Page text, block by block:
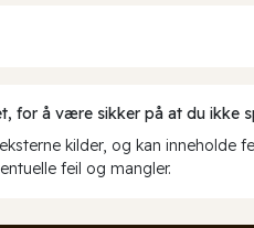
for å være sikker på at du ikke
kilder, og kan inneholde
feil og mangler.